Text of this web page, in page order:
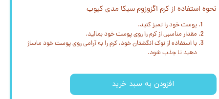
نحوه استفاده از کرم اگزوزوم سیکا مدی کیوب
پوست خود را تمیز کنید.
مقدار مناسبی از کرم را روی پوست خود بمالید.
با استفاده از نوک انگشتان خود، کرم را به آرامی روی پوست خود ماساژ
دهید تا جذب شود.
افزودن به سبد خرید